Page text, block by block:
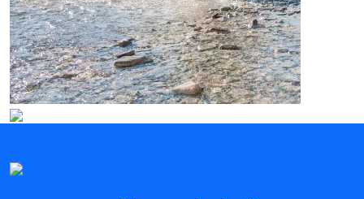
E-TRANSPYR
Ideal para disfrutar de todo los paisajes, el
compañerismo y la mágia Coast to Coast.
Perfecto para vivir la aventura, pistas interminables y